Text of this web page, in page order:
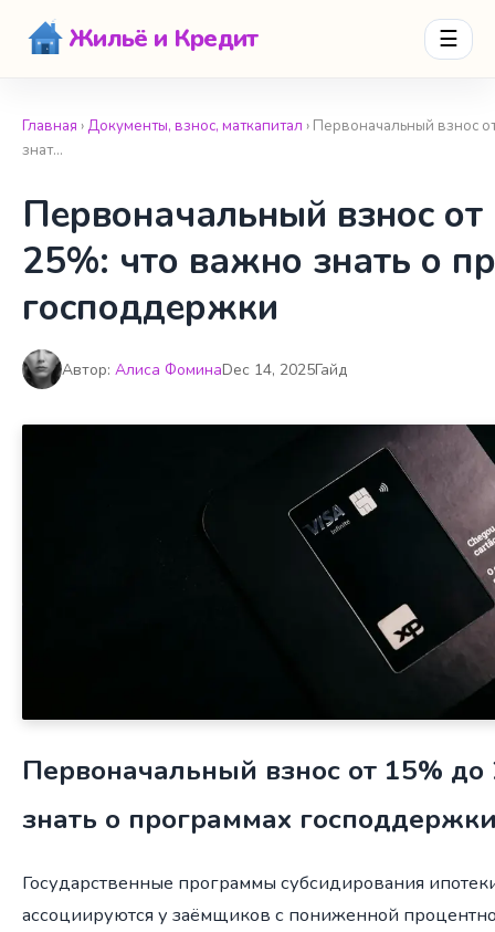
Жильё и Кредит ☰
Главная ›Документы, взнос, маткапитал › Первоначальный взнос
знат…
Первоначальный взнос
25%: что важно знать о
господдержки
Автор: Алиса ФоминаDec 14, 2025Гайд
Первоначальный взнос от 15%
знать о программах
Государственные программы субсидирования
ассоциируются у заёмщиков с пониженной